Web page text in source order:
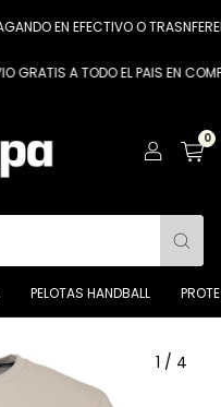
EN EFECTIVO O
GRATIS A TODO EL PAIS EN
0
PELOTAS HANDBALL
1 / 4